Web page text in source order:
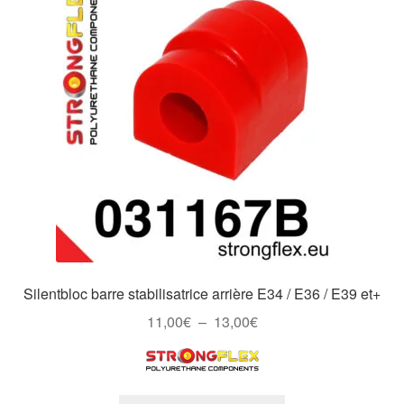
Silentbloc barre stabilisatrice arrière E34 / E36 / E39 et+
11,00€ – 13,00€Plage
prix :